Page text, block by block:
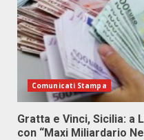
Comunicati Stampa
Gratta e Vinci, Sicilia: a
con “Maxi Miliardario